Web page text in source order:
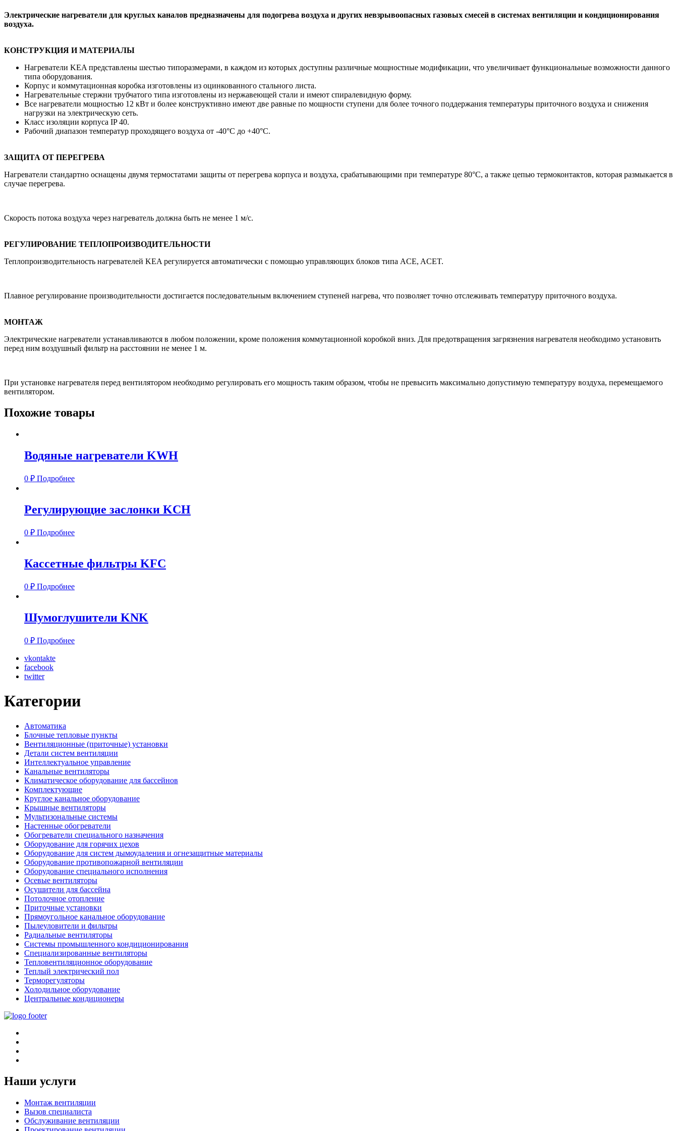
Электрические нагреватели для круглых каналов предназначены для подогрева воздуха и других невзрывоопасных газовых смесей в системах вентиляции и кондиционирования
воздуха.
КОНСТРУКЦИЯ И МАТЕРИАЛЫ
Нагреватели KEA представлены шестью типоразмерами, в каждом из которых доступны различные мощностные модификации, что увеличивает функциональные возможности данного
типа оборудования.
Корпус и коммутационная коробка изготовлены из оцинкованного стального листа.
Нагревательные стержни трубчатого типа изготовлены из нержавеющей стали и имеют спиралевидную форму.
Все нагреватели мощностью 12 кВт и более конструктивно имеют две равные по мощности ступени для более точного поддержания температуры приточного воздуха и снижения
нагрузки на электрическую сеть.
Класс изоляции корпуса IP 40.
Рабочий диапазон температур проходящего воздуха от -40°C до +40°C.
ЗАЩИТА ОТ ПЕРЕГРЕВА
Нагреватели стандартно оснащены двумя термостатами защиты от перегрева корпуса и воздуха, срабатывающими при температуре 80°C, а также цепью термоконтактов, которая размыкается в
случае перегрева.
Скорость потока воздуха через нагреватель должна быть не менее 1 м/с.
РЕГУЛИРОВАНИЕ ТЕПЛОПРОИЗВОДИТЕЛЬНОСТИ
Теплопроизводительность нагревателей KEA регулируется автоматически с помощью управляющих блоков типа ACE, ACET.
Плавное регулирование производительности достигается последовательным включением ступеней нагрева, что позволяет точно отслеживать температуру приточного воздуха.
МОНТАЖ
Электрические нагреватели устанавливаются в любом положении, кроме положения коммутационной коробкой вниз. Для предотвращения загрязнения нагревателя необходимо установить
перед ним воздушный фильтр на расстоянии не менее 1 м.
При установке нагревателя перед вентилятором необходимо регулировать его мощность таким образом, чтобы не превысить максимально допустимую температуру воздуха, перемещаемого
вентилятором.
Похожие товары
Водяные нагреватели KWH
0 ₽ Подробнее
Регулирующие заслонки KCH
0 ₽ Подробнее
Кассетные фильтры KFC
0 ₽ Подробнее
Шумоглушители KNK
0 ₽ Подробнее
vkontakte
facebook
twitter
Категории
Автоматика
Блочные тепловые пункты
Вентиляционные (приточные) установки
Детали систем вентиляции
Интеллектуальное управление
Канальные вентиляторы
Климатическое оборудование для бассейнов
Комплектующие
Круглое канальное оборудование
Крышные вентиляторы
Мультизональные системы
Настенные обогреватели
Обогреватели специального назначения
Оборудование для горячих цехов
Оборудование для систем дымоудаления и огнезащитные материалы
Оборудование противопожарной вентиляции
Оборудование специального исполнения
Осевые вентиляторы
Осушители для бассейна
Потолочное отопление
Приточные установки
Прямоугольное канальное оборудование
Пылеуловители и фильтры
Радиальные вентиляторы
Системы промышленного кондиционирования
Специализированные вентиляторы
Тепловентиляционное оборудование
Теплый электрический пол
Терморегуляторы
Холодильное оборудование
Центральные кондиционеры
Наши услуги
Монтаж вентиляции
Вызов специалиста
Обслуживание вентиляции